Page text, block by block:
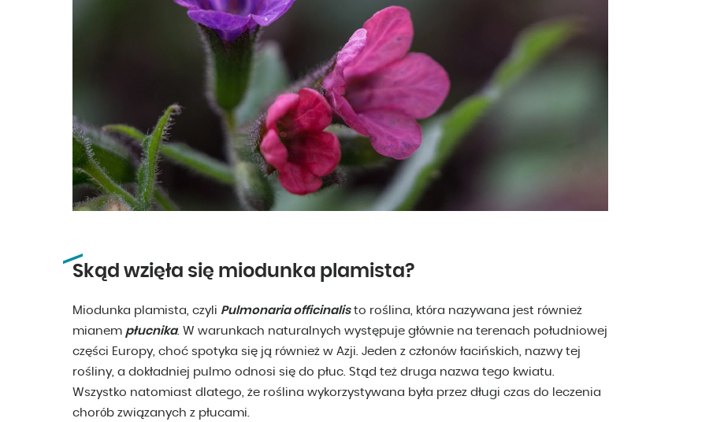
Skąd wzięła się miodunka plamista?
Miodunka plamista, czyli Pulmonaria officinalisto roślina, która nazywana jest również
mianem płucnika. W warunkach naturalnych występuje głównie na terenach południowej
części Europy, choć spotyka się ją również w Azji. Jeden z członów łacińskich, nazwy tej
rośliny, a dokładniej pulmo odnosi się do płuc. Stąd też druga nazwa tego kwiatu.
Wszystko natomiast dlatego, że roślina wykorzystywana była przez długi czas do leczenia
chorób związanych z płucami.